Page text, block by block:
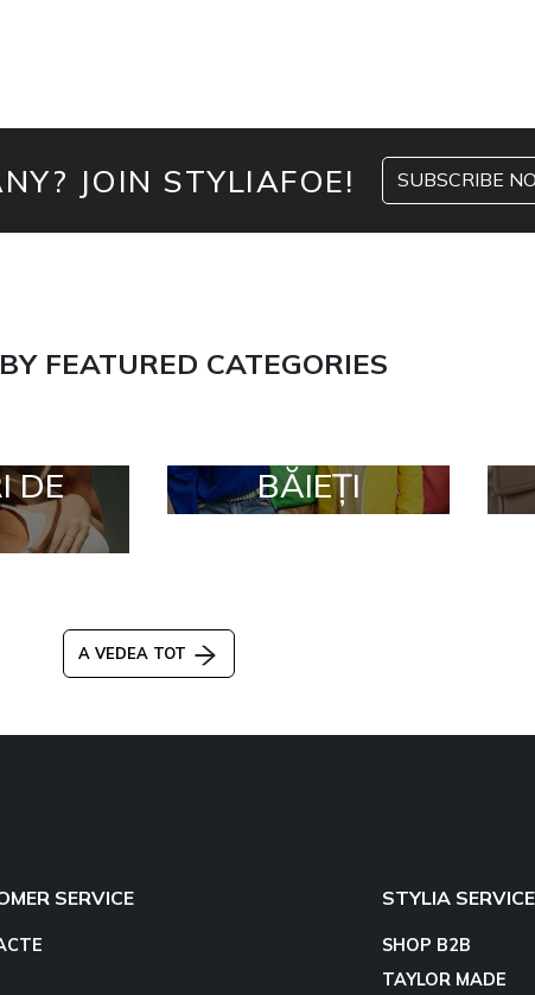
JOIN STYLIAFOE! SUBSCRIBE
FEATURED CATEGORIES
DE
BĂIEȚI
A VEDEA TOT
SERVICE STYLIA
SHOP B2B
TAYLOR MADE